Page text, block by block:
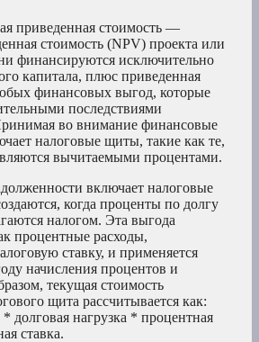
приведенная стоимость —
стоимость (NPV) проекта или
финансируются исключительно
капитала, плюс приведенная
финансовых выгод, которые
последствиями
во внимание финансовые
налоговые щиты, такие как те,
вычитаемыми процентами.
включает налоговые
когда проценты по долгу
налогом. Эта выгода
процентные расходы,
ставку, и применяется
начисления процентов и
текущая стоимость
щита рассчитывается как:
* долговая нагрузка * процентная
ставка.